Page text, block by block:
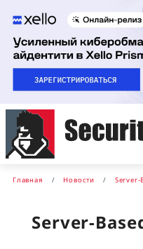
Главная Новости
Server-